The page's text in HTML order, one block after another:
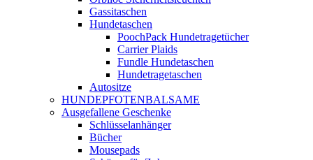
Gassitaschen
Hundetaschen
PoochPack Hundetragetücher
Carrier Plaids
Fundle Hundetaschen
Hundetragetaschen
Autositze
HUNDEPFOTENBALSAME
Ausgefallene Geschenke
Schlüsselanhänger
Bücher
Mousepads